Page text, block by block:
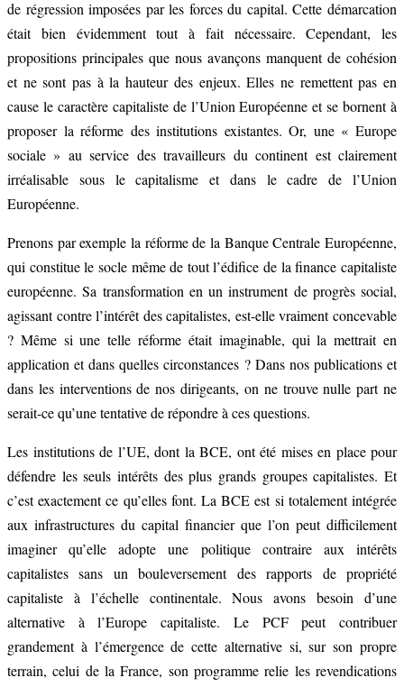
de régression imposées par les forces du capital. Cette démarcation
était bien évidemment tout à fait nécessaire. Cependant, les
propositions principales que nous avançons manquent de cohésion
et ne sont pas à la hauteur des enjeux. Elles ne remettent pas en
cause le caractère capitaliste de l’Union Européenne et se bornent à
proposer la réforme des institutions existantes. Or, une « Europe
sociale » au service des travailleurs du continent est clairement
irréalisable sous le capitalisme et dans le cadre de l’Union
Européenne.
Prenons par exemple la réforme de la Banque Centrale Européenne,
qui constitue le socle même de tout l’édifice de la finance capitaliste
européenne. Sa transformation en un instrument de progrès social,
agissant contre l’intérêt des capitalistes, est-elle vraiment concevable
? Même si une telle réforme était imaginable, qui la mettrait en
application et dans quelles circonstances ? Dans nos publications et
dans les interventions de nos dirigeants, on ne trouve nulle part ne
serait-ce qu’une tentative de répondre à ces questions.
Les institutions de l’UE, dont la BCE, ont été mises en place pour
défendre les seuls intérêts des plus grands groupes capitalistes. Et
c’est exactement ce qu’elles font. La BCE est si totalement intégrée
aux infrastructures du capital financier que l’on peut difficilement
imaginer qu’elle adopte une politique contraire aux intérêts
capitalistes sans un bouleversement des rapports de propriété
capitaliste à l’échelle continentale. Nous avons besoin d’une
alternative à l’Europe capitaliste. Le PCF peut contribuer
grandement à l’émergence de cette alternative si, sur son propre
terrain, celui de la France, son programme relie les revendications